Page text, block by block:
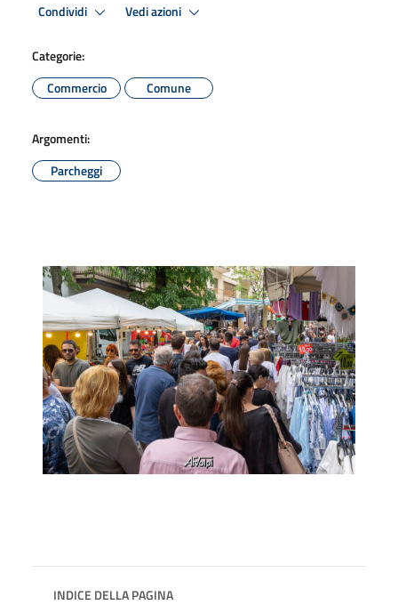
Condividi Vedi azioni
Categorie:
Commercio
Comune
Argomenti:
Parcheggi
INDICE DELLA PAGINA